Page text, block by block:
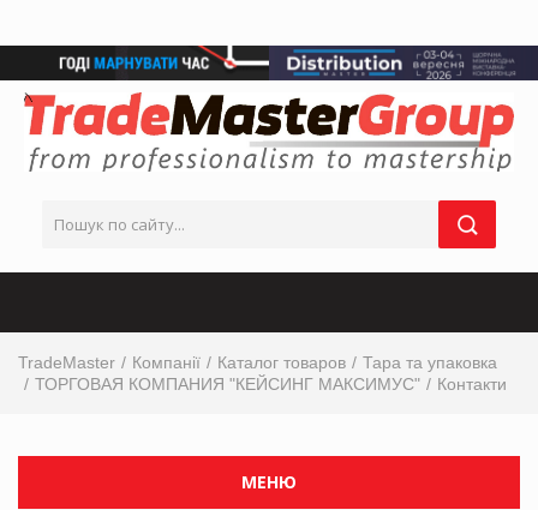
TradeMaster Компанії Каталог товаров
Тара та упаковка
ТОРГОВАЯ КОМПАНИЯ "КЕЙСИНГ МАКСИМУС"
Контакти
МЕНЮ